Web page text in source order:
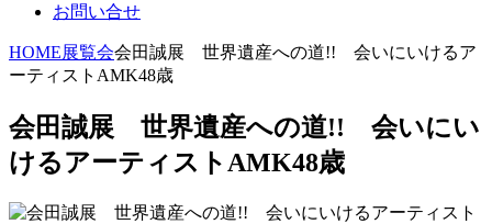
お問い合せ
HOME展覧会会田誠展 世界遺産への道!! 会いにいけるア
ーティストAMK48歳
会田誠展 世界遺産への道!! 会いにい
けるアーティストAMK48歳